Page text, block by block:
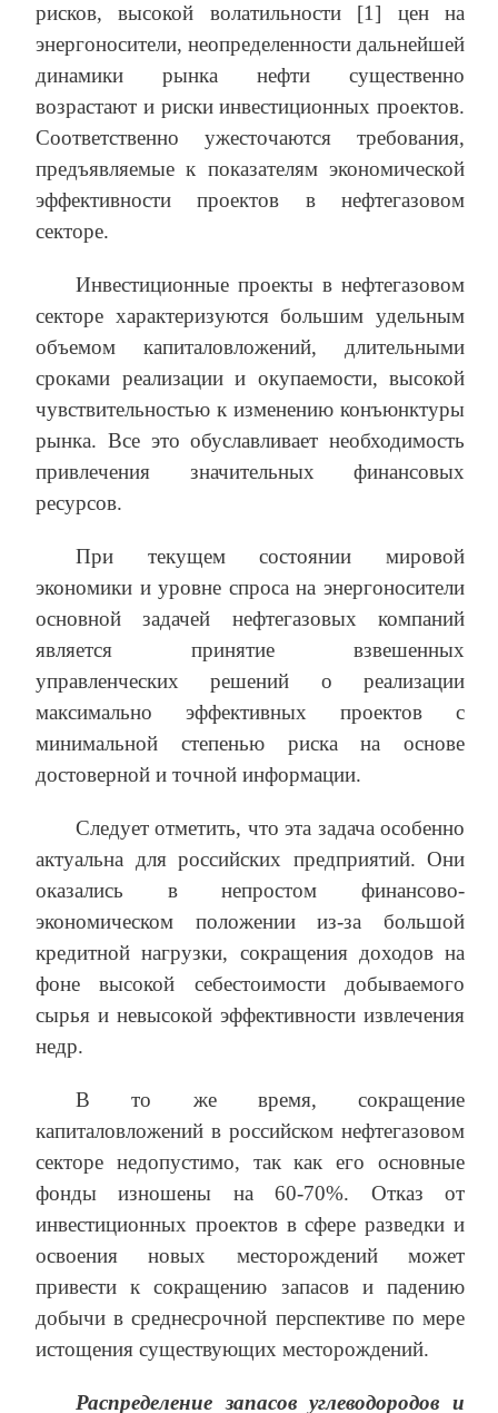
рисков, высокой волатильности [1] цен на
энергоносители, неопределенности дальнейшей
динамики рынка нефти существенно
возрастают и риски инвестиционных проектов.
Соответственно ужесточаются требования,
предъявляемые к показателям экономической
эффективности проектов в нефтегазовом
секторе.
Инвестиционные проекты в нефтегазовом
секторе характеризуются большим удельным
объемом капиталовложений, длительными
сроками реализации и окупаемости, высокой
чувствительностью к изменению конъюнктуры
рынка. Все это обуславливает необходимость
привлечения значительных финансовых
ресурсов.
При текущем состоянии мировой
экономики и уровне спроса на энергоносители
основной задачей нефтегазовых компаний
является принятие взвешенных
управленческих решений о реализации
максимально эффективных проектов с
минимальной степенью риска на основе
достоверной и точной информации.
Следует отметить, что эта задача особенно
актуальна для российских предприятий. Они
оказались в непростом финансово-
экономическом положении из-за большой
кредитной нагрузки, сокращения доходов на
фоне высокой себестоимости добываемого
сырья и невысокой эффективности извлечения
недр.
В то же время, сокращение
капиталовложений в российском нефтегазовом
секторе недопустимо, так как его основные
фонды изношены на 60-70%. Отказ от
инвестиционных проектов в сфере разведки и
освоения новых месторождений может
привести к сокращению запасов и падению
добычи в среднесрочной перспективе по мере
истощения существующих месторождений.
Распределение запасов углеводородов и